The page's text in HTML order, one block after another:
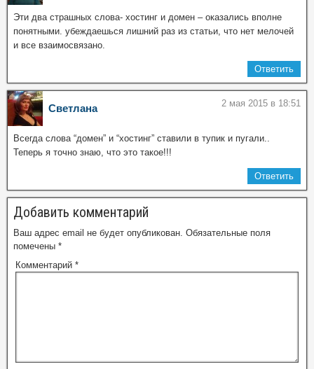
Эти два страшных слова- хостинг и домен – оказались вполне
понятными. убеждаешься лишний раз из статьи, что нет мелочей
и все взаимосвязано.
Ответить
Светлана 2 мая 2015 в 18:51
Всегда слова “домен” и “хостинг” ставили в тупик и пугали..
Теперь я точно знаю, что это такое!!!
Ответить
Добавить комментарий
Ваш адрес email не будет опубликован. Обязательные поля
помечены *
Комментарий *